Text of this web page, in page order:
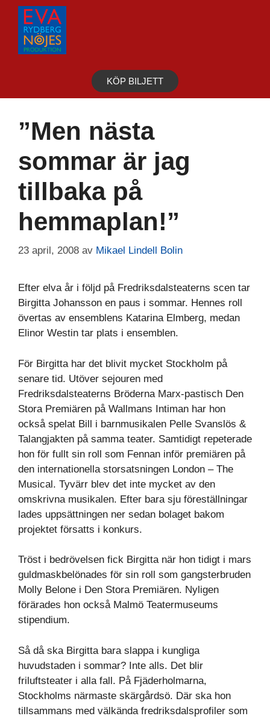
Hoppa
innehåll
KÖP BILJETT
”Men nästa
sommar är jag
tillbaka på
hemmaplan!”
23 april, 2008 av Mikael Lindell Bolin
Efter elva år i följd på Fredriksdalsteaterns scen tar
Birgitta Johansson en paus i sommar. Hennes roll
övertas av ensemblens Katarina Elmberg, medan
Elinor Westin tar plats i ensemblen.
För Birgitta har det blivit mycket Stockholm på
senare tid. Utöver sejouren med
Fredriksdalsteaterns Bröderna Marx-pastisch Den
Stora Premiären på Wallmans Intiman har hon
också spelat Bill i barnmusikalen Pelle Svanslös &
Talangjakten på samma teater. Samtidigt repeterade
hon för fullt sin roll som Fennan inför premiären på
den internationella storsatsningen London – The
Musical. Tyvärr blev det inte mycket av den
omskrivna musikalen. Efter bara sju föreställningar
lades uppsättningen ner sedan bolaget bakom
projektet försatts i konkurs.
Tröst i bedrövelsen fick Birgitta när hon tidigt i mars
guldmaskbelönades för sin roll som gangsterbruden
Molly Belone i Den Stora Premiären. Nyligen
förärades hon också Malmö Teatermuseums
stipendium.
Så då ska Birgitta bara slappa i kungliga
huvudstaden i sommar? Inte alls. Det blir
friluftsteater i alla fall. På Fjäderholmarna,
Stockholms närmaste skärgårdsö. Där ska hon
tillsammans med välkända fredriksdalsprofiler som